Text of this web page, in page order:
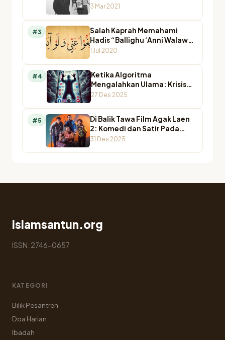
3 Mar 2021
#3
Salah Kaprah Memahami
Hadis “Ballighu ‘Anni Walaw
Ayah”
1 Jul 2020
#4
Ketika Algoritma
Mengalahkan Ulama: Krisis
Otoritas Keagamaan di
27 Des 2025
#5
Di Balik Tawa Film Agak Laen
2: Komedi dan Satir Pada
Agamawan
31 Des 2025
islamsantun.org
ISSN: 2746-0657
KATEGORI
Bilik Pesantren
Doa Harian
Ibadah